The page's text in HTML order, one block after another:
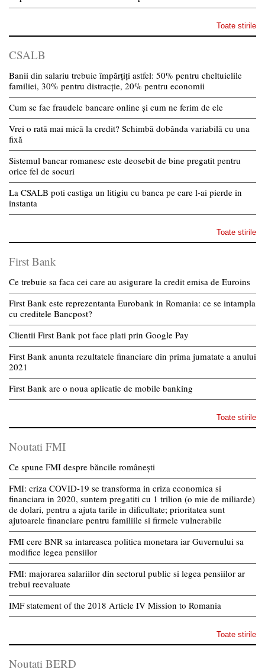
Toate stirile
CSALB
Banii din salariu trebuie împărțiți astfel: 50% pentru cheltuielile
familiei, 30% pentru distracție, 20% pentru economii
Cum se fac fraudele bancare online și cum ne ferim de ele
Vrei o rată mai mică la credit? Schimbă dobânda variabilă cu una
fixă
Sistemul bancar romanesc este deosebit de bine pregatit pentru
orice fel de socuri
La CSALB poti castiga un litigiu cu banca pe care l-ai pierde in
instanta
Toate stirile
First Bank
Ce trebuie sa faca cei care au asigurare la credit emisa de Euroins
First Bank este reprezentanta Eurobank in Romania: ce se intampla
cu creditele Bancpost?
Clientii First Bank pot face plati prin Google Pay
First Bank anunta rezultatele financiare din prima jumatate a anului
2021
First Bank are o noua aplicatie de mobile banking
Toate stirile
Noutati FMI
Ce spune FMI despre băncile românești
FMI: criza COVID-19 se transforma in criza economica si
financiara in 2020, suntem pregatiti cu 1 trilion (o mie de miliarde)
de dolari, pentru a ajuta tarile in dificultate; prioritatea sunt
ajutoarele financiare pentru familiile si firmele vulnerabile
FMI cere BNR sa intareasca politica monetara iar Guvernului sa
modifice legea pensiilor
FMI: majorarea salariilor din sectorul public si legea pensiilor ar
trebui reevaluate
IMF statement of the 2018 Article IV Mission to Romania
Toate stirile
Noutati BERD